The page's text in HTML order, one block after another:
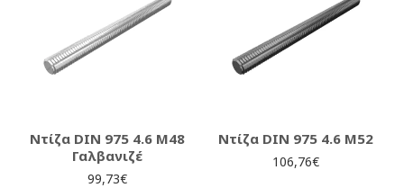
Ντίζα DIN 975 4.6 M48
Γαλβανιζέ
99,73€
Ντίζα DIN 975 4.6 M52
106,76€